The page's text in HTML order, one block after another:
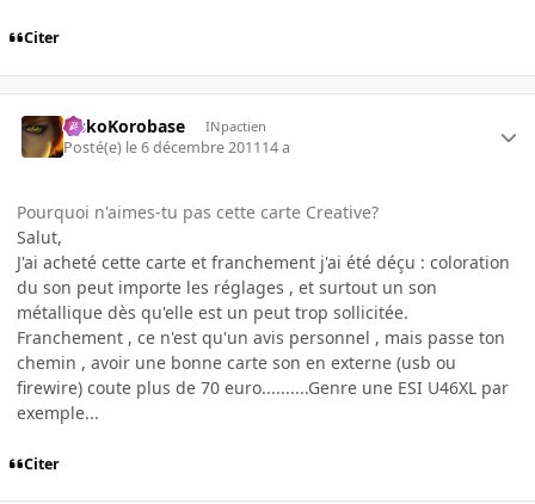
Citer
SiskoKorobase INpactien
Posté(e) le 6 décembre 201114 a
Pourquoi n'aimes-tu pas cette carte Creative?
Salut,
J'ai acheté cette carte et franchement j'ai été déçu : coloration
du son peut importe les réglages , et surtout un son
métallique dès qu'elle est un peut trop sollicitée.
Franchement , ce n'est qu'un avis personnel , mais passe ton
chemin , avoir une bonne carte son en externe (usb ou
firewire) coute plus de 70 euro..........Genre une ESI U46XL par
exemple...
Citer